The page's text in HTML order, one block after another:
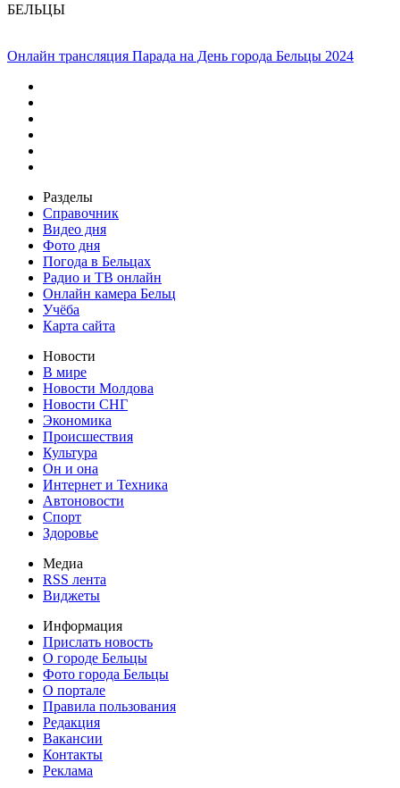
БЕЛЬЦЫ
Онлайн трансляция Парада на День города Бельцы 2024
Разделы
Справочник
Видео дня
Фото дня
Погода в Бельцах
Радио и ТВ онлайн
Онлайн камера Бельц
Учёба
Карта сайта
Новости
В мире
Новости Молдова
Новости СНГ
Экономика
Происшествия
Культура
Он и она
Интернет и Техника
Автоновости
Спорт
Здоровье
Медиа
RSS лента
Виджеты
Информация
Прислать новость
О городе Бельцы
Фото города Бельцы
О портале
Правила пользования
Редакция
Вакансии
Контакты
Реклама